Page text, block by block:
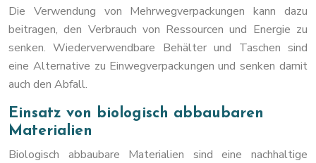
Die Verwendung von Mehrwegverpackungen kann dazu
beitragen, den Verbrauch von Ressourcen und Energie zu
senken. Wiederverwendbare Behälter und Taschen sind
eine Alternative zu Einwegverpackungen und senken damit
auch den Abfall.
Einsatz von biologisch abbaubaren
Materialien
Biologisch abbaubare Materialien sind eine nachhaltige